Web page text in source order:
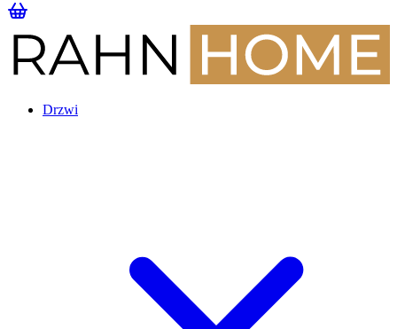
Drzwi